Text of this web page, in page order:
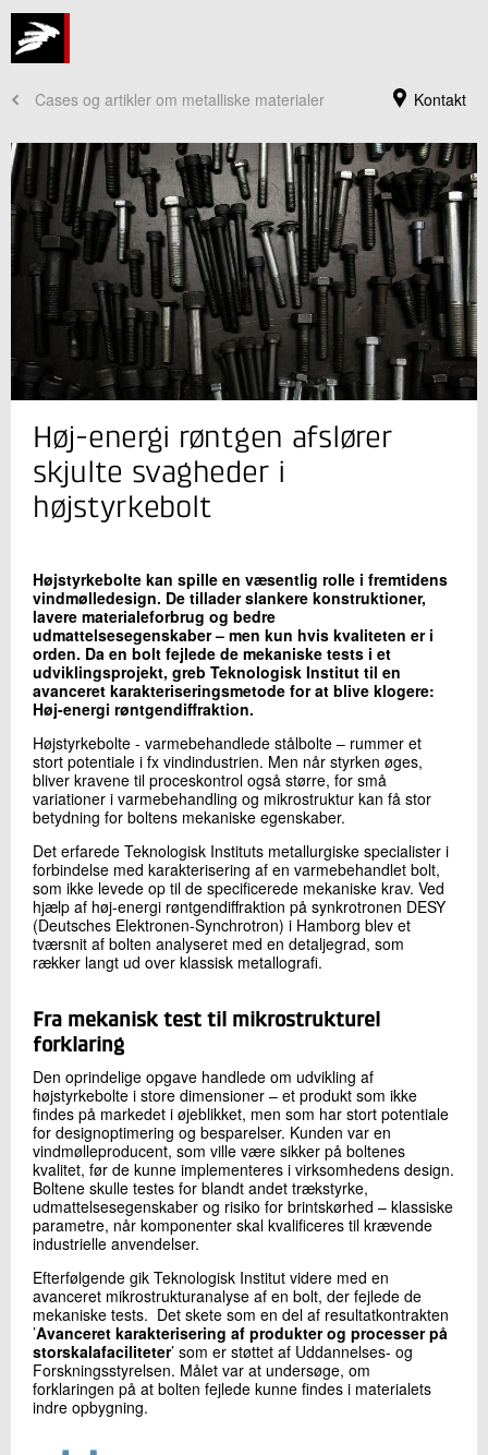
Kontakt
Cases og artikler om metalliske materialer
Jeg er din kontaktperson
Nils Lau Nyborg Broge
Specialist
Industriel Materialeteknologi
+45 72 20 24 33
Send e-mail
Skriv til mig
Send
Høj-energi røntgen afslører
skjulte svagheder i
højstyrkebolt
Højstyrkebolte kan spille en væsentlig rolle i fremtidens
vindmølledesign. De tillader slankere konstruktioner,
lavere materialeforbrug og bedre
udmattelsesegenskaber – men kun hvis kvaliteten er i
orden. Da en bolt fejlede de mekaniske tests i et
udviklingsprojekt, greb Teknologisk Institut til en
avanceret karakteriseringsmetode for at blive klogere:
Høj-energi røntgendiffraktion.
Højstyrkebolte - varmebehandlede stålbolte – rummer et
stort potentiale i fx vindindustrien. Men når styrken øges,
bliver kravene til proceskontrol også større, for små
variationer i varmebehandling og mikrostruktur kan få stor
betydning for boltens mekaniske egenskaber.
Det erfarede Teknologisk Instituts metallurgiske specialister i
forbindelse med karakterisering af en varmebehandlet bolt,
som ikke levede op til de specificerede mekaniske krav. Ved
hjælp af høj-energi røntgendiffraktion på synkrotronen DESY
(Deutsches Elektronen-Synchrotron) i Hamborg blev et
tværsnit af bolten analyseret med en detaljegrad, som
rækker langt ud over klassisk metallografi.
Fra mekanisk test til mikrostrukturel
forklaring
Den oprindelige opgave handlede om udvikling af
højstyrkebolte i store dimensioner – et produkt som ikke
findes på markedet i øjeblikket, men som har stort potentiale
for designoptimering og besparelser. Kunden var en
vindmølleproducent, som ville være sikker på boltenes
kvalitet, før de kunne implementeres i virksomhedens design.
Boltene skulle testes for blandt andet trækstyrke,
udmattelsesegenskaber og risiko for brintskørhed – klassiske
parametre, når komponenter skal kvalificeres til krævende
industrielle anvendelser.
Efterfølgende gik Teknologisk Institut videre med en
avanceret mikrostrukturanalyse af en bolt, der fejlede de
mekaniske tests. Det skete som en del af resultatkontrakten
’Avanceret karakterisering af produkter og processer på
storskalafaciliteter’ som er støttet af Uddannelses- og
Forskningsstyrelsen. Målet var at undersøge, om
forklaringen på at bolten fejlede kunne findes i materialets
indre opbygning.